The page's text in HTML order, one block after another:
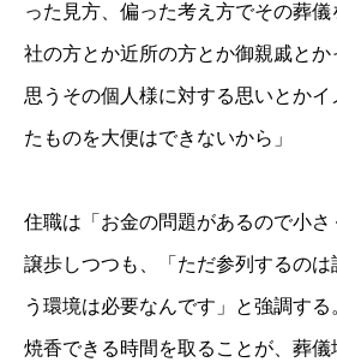
った見方、偏った考え方でその葬
社の方とか近所の方とか御親戚とか
思うその個人様に対する思いとか
たものを大便はできないから」
住職は「お金の問題があるので小さ
譲歩しつつも、「ただ参列するの
う環境は必要なんです」と強調す
焼香できる時間を取ることが、葬儀